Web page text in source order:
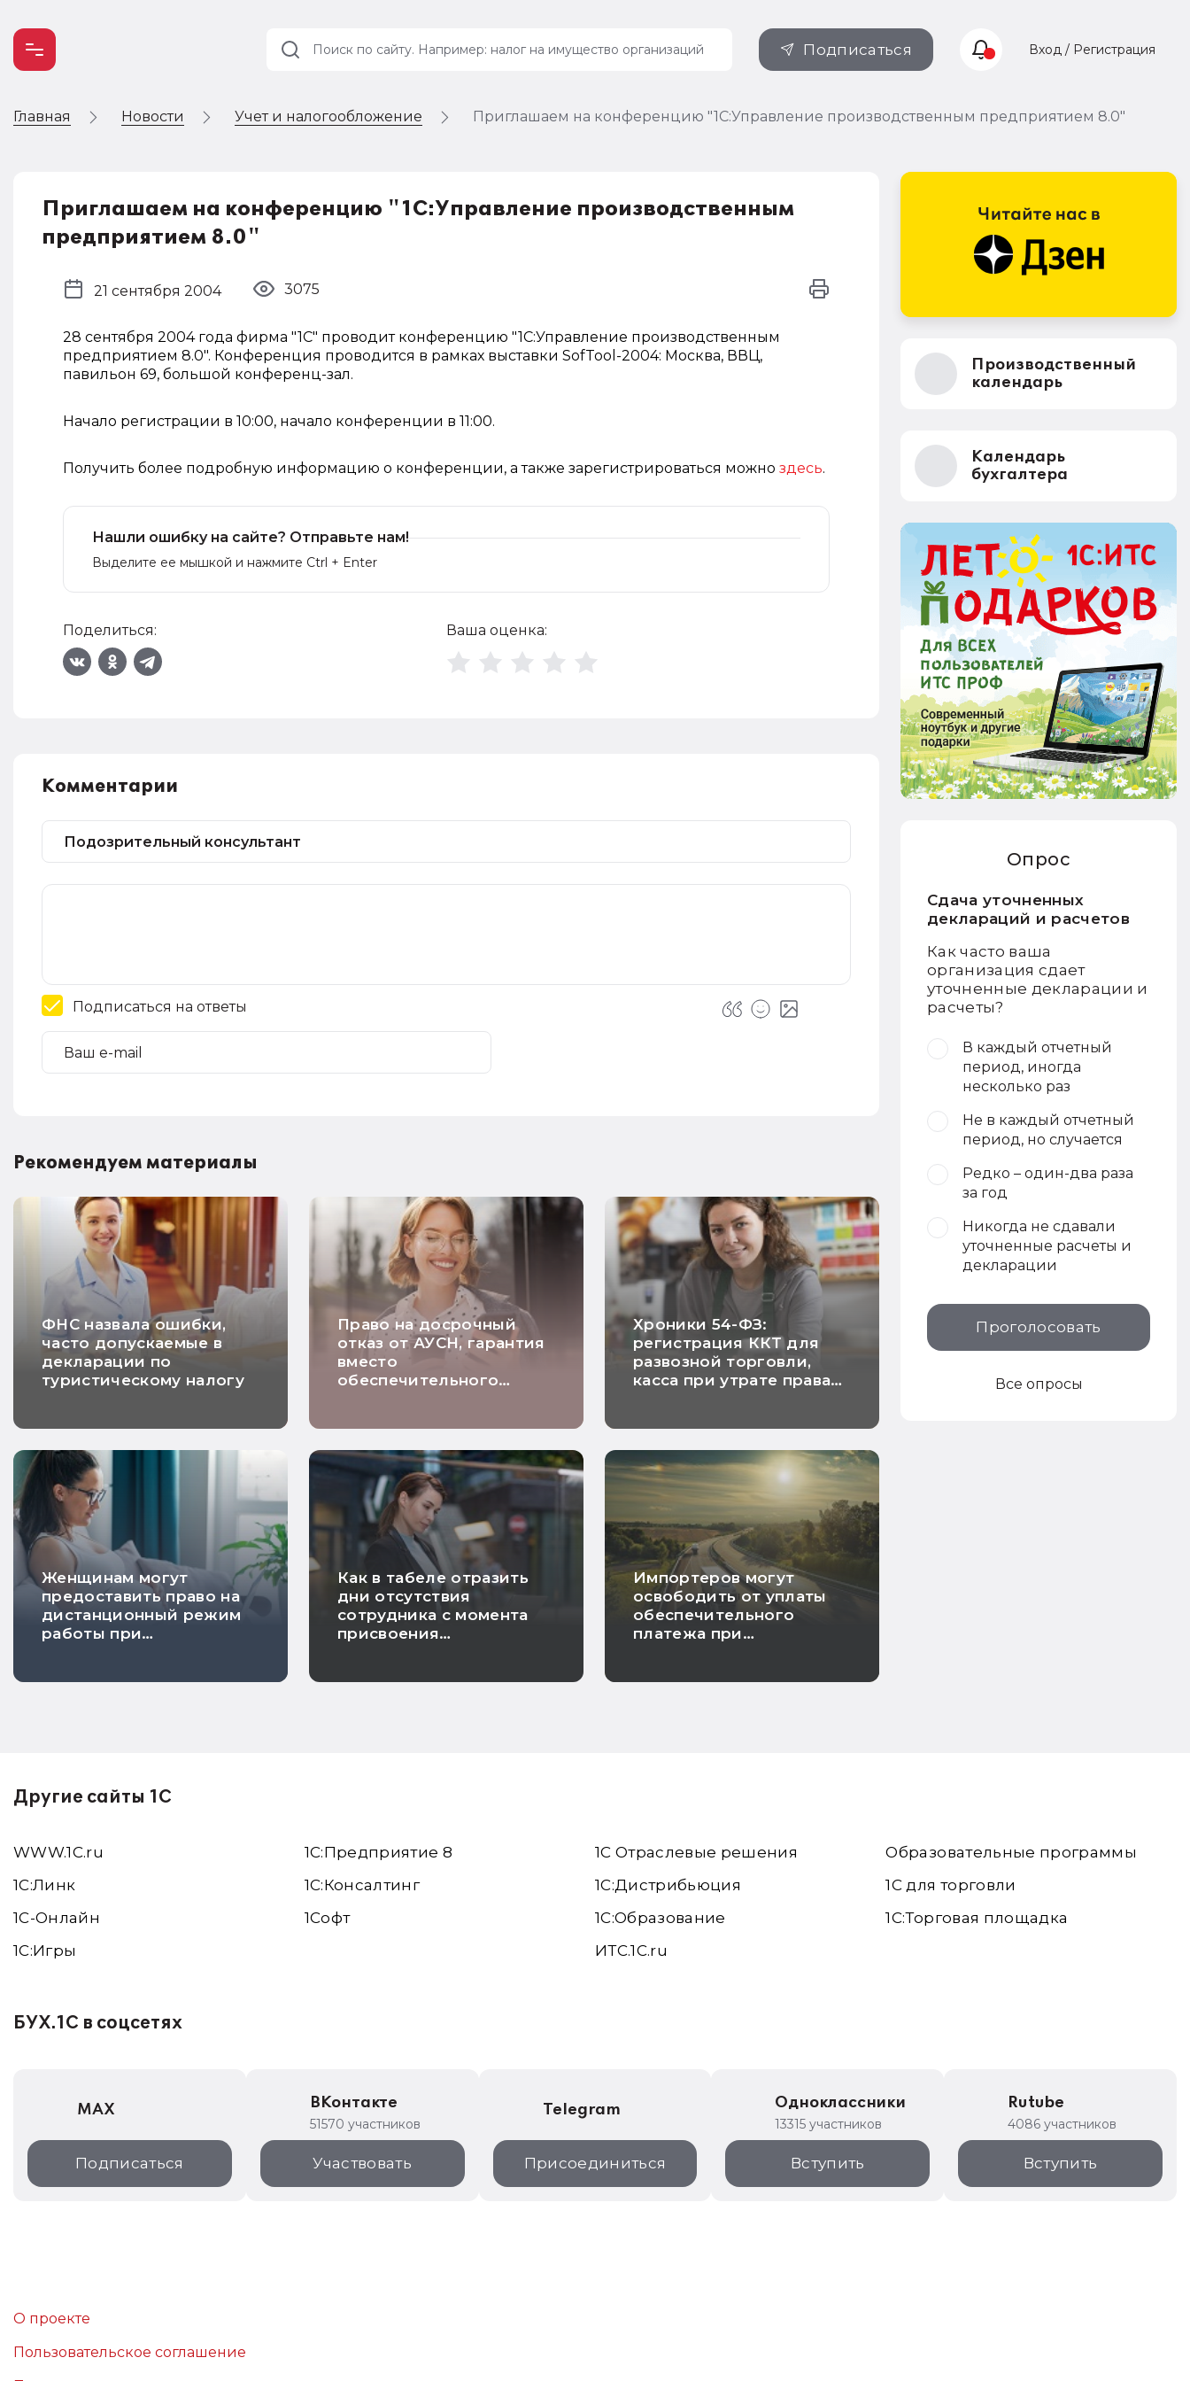
Подписаться Вход / Регистрация
Главная Новости Учет и налогообложение Приглашаем на конференцию "1С:Управление производственным предприятием 8.0"
Приглашаем на конференцию "1С:Управление производственным
предприятием 8.0"
21 сентября 2004 3075
28 сентября 2004 года фирма "1С" проводит конференцию "1С:Управление производственным
предприятием 8.0". Конференция проводится в рамках выставки SofTool-2004: Москва, ВВЦ,
павильон 69, большой конференц-зал.
Начало регистрации в 10:00, начало конференции в 11:00.
Получить более подробную информацию о конференции, а также зарегистрироваться можно здесь.
Нашли ошибку на сайте? Отправьте нам!
Выделите ее мышкой и нажмите Ctrl + Enter
Поделиться: Ваша оценка:
Комментарии
Подписаться на ответы
Рекомендуем материалы
ФНС назвала ошибки,
часто допускаемые в
декларации по
туристическому налогу
Право на досрочный
отказ от АУСН, гарантия
вместо
обеспечительного
хорошие новости
недели
Хроники 54-ФЗ:
регистрация ККТ для
развозной торговли,
касса при утрате права
Женщинам могут
предоставить право на
дистанционный режим
работы при
Как в табеле отразить
дни отсутствия
сотрудника с момента
присвоения
Импортеров могут
освободить от уплаты
обеспечительного
платежа при
Производственный
календарь
Календарь
бухгалтера
Опрос
Сдача уточненных
деклараций и расчетов
Как часто ваша
организация сдает
уточненные декларации и
расчеты?
В каждый отчетный
период, иногда
несколько раз
Не в каждый отчетный
период, но случается
Редко – один-два раза
за год
Никогда не сдавали
уточненные расчеты и
декларации
Проголосовать
Все опросы
Другие сайты 1С
WWW.1С.ru
1С:Линк
1С-Онлайн
1C:Игры
1С:Предприятие 8
1С:Консалтинг
1Софт
1С Отраслевые решения
1С:Дистрибьюция
1С:Образование
ИТС.1C.ru
Образовательные программы
1С для торговли
1С:Торговая площадка
БУХ.1С в соцсетях
MAX
Подписаться
ВКонтакте
51570 участников
Участвовать
Telegram
Присоединиться
Одноклассники
13315 участников
Вступить
Rutube
4086 участников
Вступить
О проекте
Пользовательское соглашение
Учет и